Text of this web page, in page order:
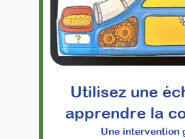
Utilisez une
apprendre la
Une intervention